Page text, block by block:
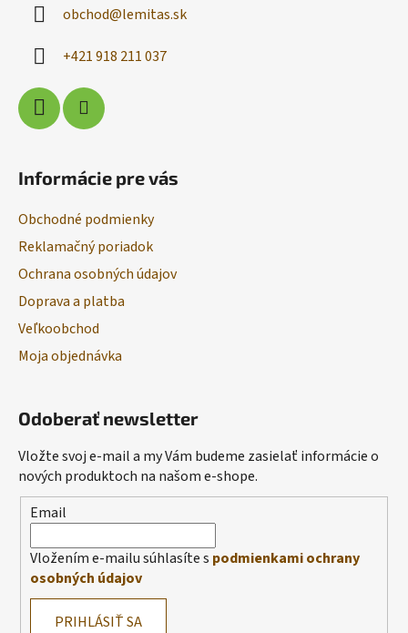
obchod@lemitas.sk
+421 918 211 037
Informácie pre vás
Obchodné podmienky
Reklamačný poriadok
Ochrana osobných údajov
Doprava a platba
Veľkoobchod
Moja objednávka
Odoberať newsletter
Vložte svoj e-mail a my Vám budeme zasielať informácie o
nových produktoch na našom e-shope.
Email
Vložením e-mailu súhlasíte s podmienkami ochrany
osobných údajov
PRIHLÁSIŤ SA